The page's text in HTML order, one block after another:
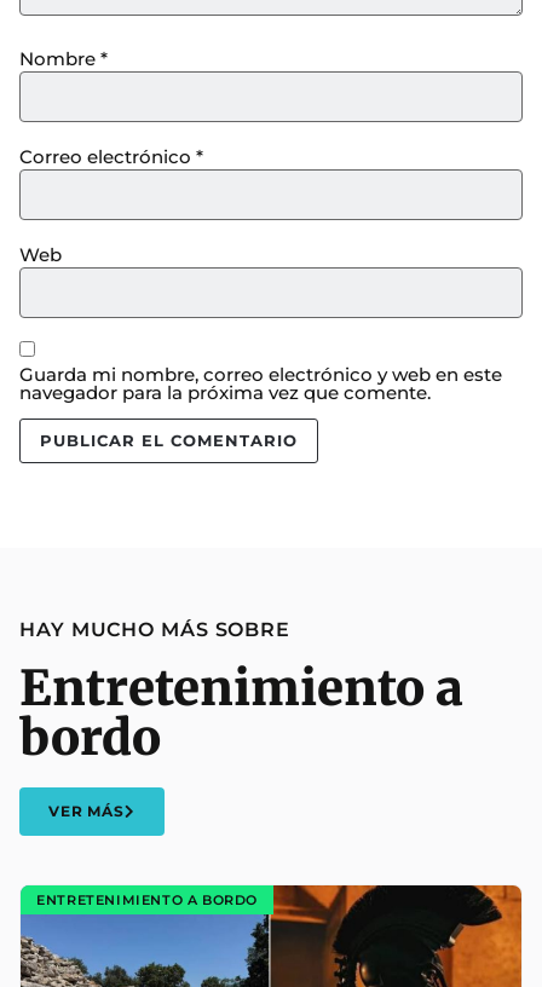
Nombre *
Correo electrónico *
Web
Guarda mi nombre, correo electrónico y web en este
navegador para la próxima vez que comente.
HAY MUCHO MÁS SOBRE
Entretenimiento a
bordo
VER MÁS
ENTRETENIMIENTO A BORDO